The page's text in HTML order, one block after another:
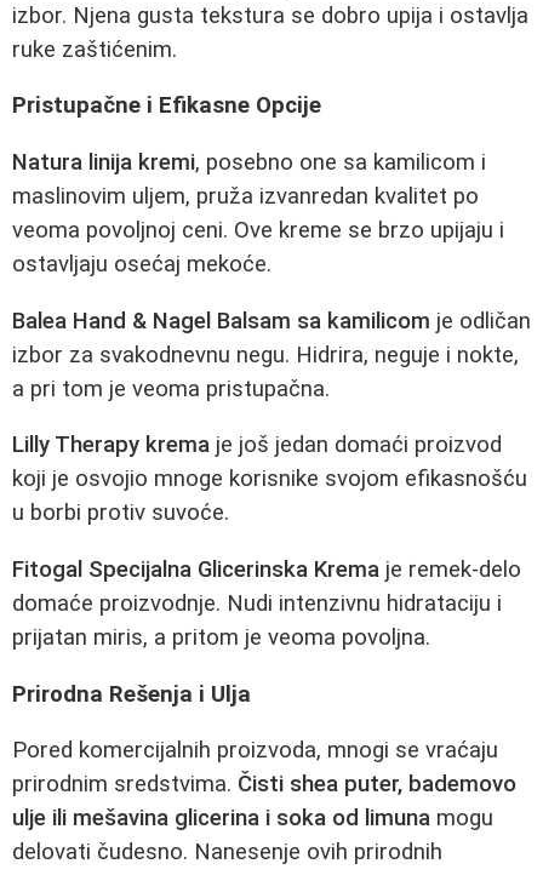
izbor. Njena gusta tekstura se dobro upija i ostavlja
ruke zaštićenim.
Pristupačne i Efikasne Opcije
Natura linija kremi, posebno one sa kamilicom i
maslinovim uljem, pruža izvanredan kvalitet po
veoma povoljnoj ceni. Ove kreme se brzo upijaju i
ostavljaju osećaj mekoće.
Balea Hand & Nagel Balsam sa kamilicom je odličan
izbor za svakodnevnu negu. Hidrira, neguje i nokte,
a pri tom je veoma pristupačna.
Lilly Therapy krema je još jedan domaći proizvod
koji je osvojio mnoge korisnike svojom efikasnošću
u borbi protiv suvoće.
Fitogal Specijalna Glicerinska Krema je remek-delo
domaće proizvodnje. Nudi intenzivnu hidrataciju i
prijatan miris, a pritom je veoma povoljna.
Prirodna Rešenja i Ulja
Pored komercijalnih proizvoda, mnogi se vraćaju
prirodnim sredstvima. Čisti shea puter, bademovo
ulje ili mešavina glicerina i soka od limuna mogu
delovati čudesno. Nanesenje ovih prirodnih